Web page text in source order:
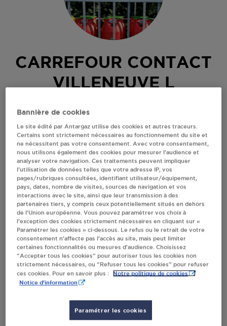
CARREFOUR CONTACT
VILLENEUVE L
AVENUE DE LA GARE
89190VILLENEUVE L ARCHEVEQUE
Revendeur de bouteilles de gaz
S'Y RENDRE
AFFICHER LE TÉLÉPHONE
RECEVOIR LES COORDONNÉES DU REVENDEUR
En cliquant sur « S’y rendre », j’autorise le traitement
d’informations (dont mon adresse IP) et leur transfert hors UE
par Google Maps afin d’afficher la carte.
En savoir plus
Bannière de cookies
Le site édité par Antargaz utilise des cookies et autres traceurs.
Certains sont strictement nécessaires au fonctionnement du site et
ne nécessitent pas votre consentement. Avec votre consentement,
nous utilisons également des cookies pour mesurer l’audience et
analyser votre navigation. Ces traitements peuvent impliquer
l’utilisation de données telles que votre adresse IP, vos
pages/rubriques consultées, identifiant utilisateur/équipement,
pays, dates, nombre de visites, sources de navigation et vos
interactions avec le site, ainsi que leur transmission à des
partenaires tiers, y compris ceux potentiellement situés en dehors
de l’Union européenne. Vous pouvez paramétrer vos choix à
l’exception des cookies strictement nécessaires en cliquant sur «
Paramétrer les cookies » ci-dessous. Le refus ou le retrait de votre
consentement n’affecte pas l’accès au site, mais peut limiter
certaines fonctionnalités ou mesures d’audience. Choisissez
“Accepter tous les cookies” pour autoriser tous les cookies non
strictement nécessaires, ou “Refuser tous les cookies” pour refuser
ces cookies. Pour en savoir plus :
Notre politique de cookies
Notice d'information
Paramétrer les cookies